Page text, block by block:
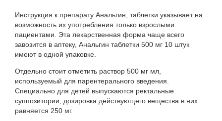
Инструкция к препарату Анальгин, таблетки указывает на
возможность их употребления только взрослыми
пациентами. Эта лекарственная форма чаще всего
завозится в аптеку, Анальгин таблетки 500 мг 10 штук
имеют в одной упаковке.
Отдельно стоит отметить раствор 500 мг мл,
используемый для парентерального введения.
Специально для детей выпускаются ректальные
суппозитории, дозировка действующего вещества в них
равняется 250 мг.